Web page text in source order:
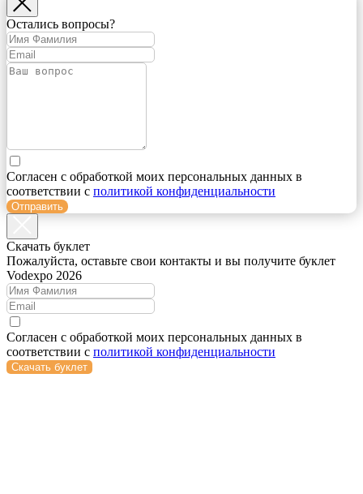
Остались вопросы?
Согласен с обработкой моих персональных данных в
соответствии с политикой конфиденциальности
Отправить
Cкачать буклет
Пожалуйста, оставьте свои контакты и вы получите буклет
Vodexpo 2026
Согласен с обработкой моих персональных данных в
соответствии с политикой конфиденциальности
Скачать буклет